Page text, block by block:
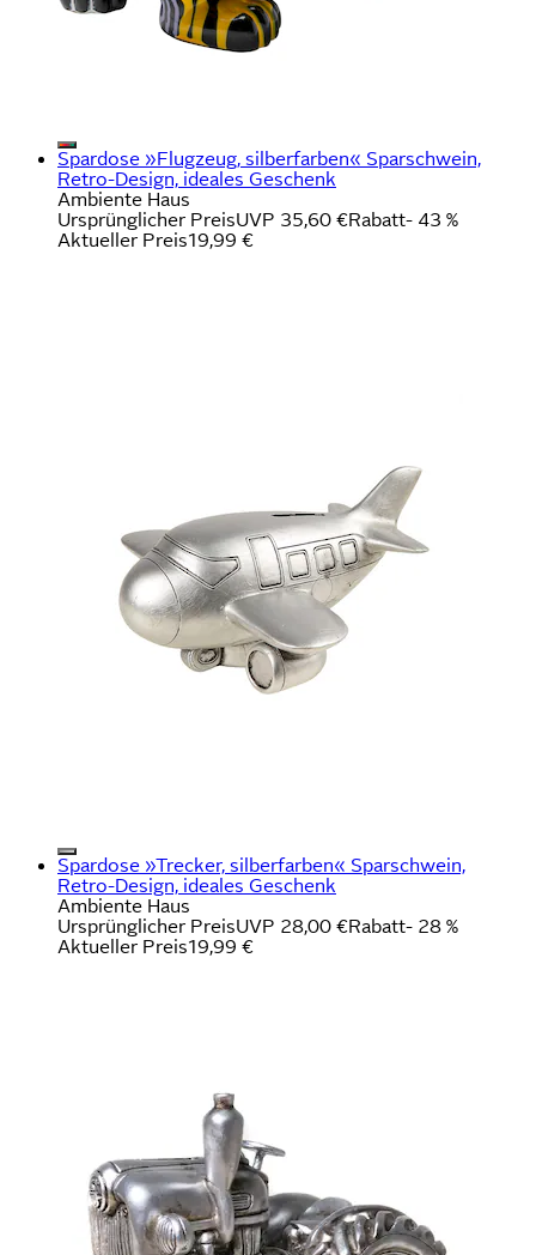
Spardose »Flugzeug, silberfarben« Sparschwein,
Retro-Design, ideales Geschenk
Ambiente Haus
Ursprünglicher PreisUVP 35,60 €Rabatt- 43 %
Aktueller Preis19,99 €
Spardose »Trecker, silberfarben« Sparschwein,
Retro-Design, ideales Geschenk
Ambiente Haus
Ursprünglicher PreisUVP 28,00 €Rabatt- 28 %
Aktueller Preis19,99 €